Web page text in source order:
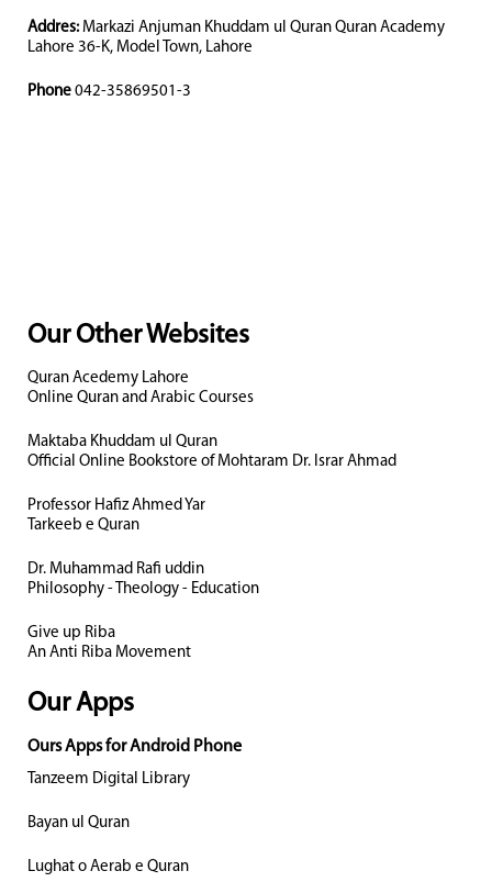
Addres: Markazi Anjuman Khuddam ul Quran Quran Academy
Lahore 36-K, Model Town, Lahore
Phone 042-35869501-3
Our Other Websites
Quran Acedemy Lahore
Online Quran and Arabic Courses
Maktaba Khuddam ul Quran
Official Online Bookstore of Mohtaram Dr. Israr Ahmad
Professor Hafiz Ahmed Yar
Tarkeeb e Quran
Dr. Muhammad Rafi uddin
Philosophy - Theology - Education
Give up Riba
An Anti Riba Movement
Our Apps
Ours Apps for Android Phone
Tanzeem Digital Library
Bayan ul Quran
Lughat o Aerab e Quran